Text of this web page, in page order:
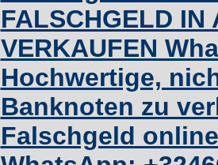
FALSCHGELD IN
VERKAUFEN
Hochwertige,
Banknoten zu
Falschgeld